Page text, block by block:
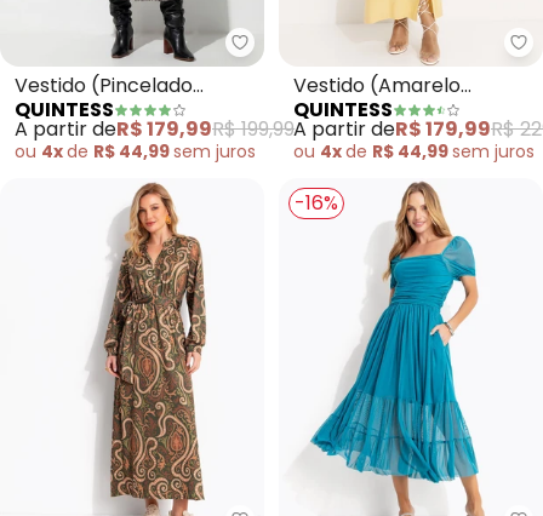
Quintess - Vestido (Pincelado
Vestido (Pincelado
Abstrato) em Malha
Plissada
QUINTESS
A partir deR$ 179,99R$ 199,99
ou 4xde R$ 44,99sem juros
Vestido (Amarelo
Manteiga) em Viscose
Plana Sarjada
QUINTESS
A partir deR$ 179,99R$
ou 4xde R$ 44,99sem juros
-16%